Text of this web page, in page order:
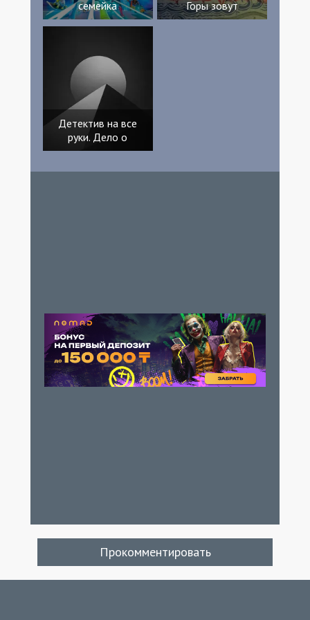
Waltisbuhl Джон Генри Уорд Мэттью
Уоллэстон
семейка
Горы зовут
Детектив на все
руки. Дело о
Прокомментировать